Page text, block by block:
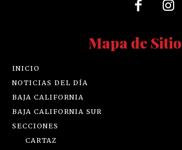
Mapa de Sitio
INICIO
NOTICIAS DEL DÍA
BAJA CALIFORNIA
BAJA CALIFORNIA SUR
SECCIONES
CARTAZ